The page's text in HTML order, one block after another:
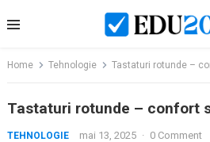
to
Home Tehnologie Tastaturi rotunde –
Tastaturi rotunde – confort
TEHNOLOGIE mai 13, 2025 · 0 Comment